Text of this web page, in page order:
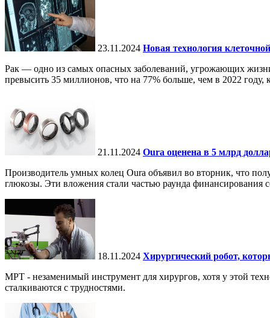
23.11.2024 Новая технология
Рак — одно из самых опасных заболеваний, угрожающих
превысить 35 миллионов, что на 77% больше, чем в 2022 году,
21.11.2024 Oura оценена в 5 млрд
Производитель умных колец Oura объявил во вторник, что
глюкозы. Эти вложения стали частью раунда финансирования
18.11.2024 Хирургический робот,
МРТ - незаменимый инструмент для хирургов, хотя у этой
сталкиваются с трудностями.